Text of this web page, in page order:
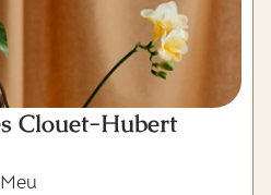
Clouet-Hubert